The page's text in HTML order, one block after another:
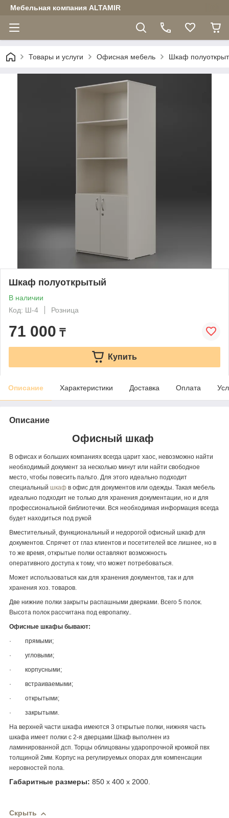
Мебельная компания ALTAMIR
Товары и услуги Офисная мебель Шкаф
Шкаф полуоткрытый
В наличии
Код: Ш-4
Розница
71 000 ₸
Купить
Описание Характеристики Доставка Оплата
Описание
Офисный шкаф
В офисах и больших компаниях всегда царит хаос, невозможно найти
необходимый документ за несколько минут или найти свободное
место, чтобы повесить пальто. Для этого идеально подходит
специальный шкаф в офис для документов или одежды. Такая мебель
идеально подходит не только для хранения документации, но и для
профессиональной библиотечки. Вся необходимая информация всегда
будет находиться под рукой
Вместительный, функциональный и недорогой офисный шкаф для
документов. Спрячет от глаз клиентов и посетителей все лишнее, но в
то же время, открытые полки оставляют возможность
оперативного доступа к тому, что может потребоваться.
Может использоваться как для хранения документов, так и для
хранения хоз. товаров.
Две нижние полки закрыты распашными дверками. Всего 5 полок.
Высота полок рассчитана под европапку..
Офисные шкафы бывают:
· прямыми;
· угловыми;
· корпусными;
· встраиваемыми;
· открытыми;
· закрытыми.
На верхней части шкафа имеются 3 открытые полки, нижняя часть
шкафа имеет полки с 2-я дверцами.Шкаф выполнен из
ламинированной дсп. Торцы облицованы ударопрочной кромкой пвх
толщиной 2мм. Корпус на регулируемых опорах для компенсации
неровностей пола.
Габаритные размеры: 850 х 400 х 2000.
Скрыть